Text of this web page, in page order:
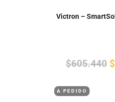
Victron –
$605.440 $
A PEDIDO